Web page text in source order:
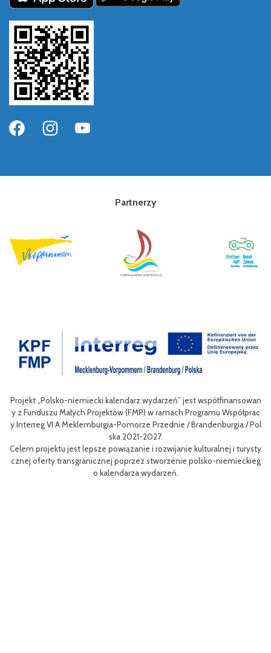
Partnerzy
/ Pol
Celem III Polsko-Niemieckich Dni Turystyki Rowerowej jest
nie oferty turystycznej oraz ułatwienie transgranicznego dostępu
niej dla mieszkańców obszaru Euroregionu Pomerania jak i dla
w odwiedzających region.
Efektem planowanych działań jest przybliżenie zwykłym
m rowerów możliwości różnych tras oraz miejsc do zwiedzenia, jak i
aangażowanie prawdziwych rowerowych pasjonatów w rozwój